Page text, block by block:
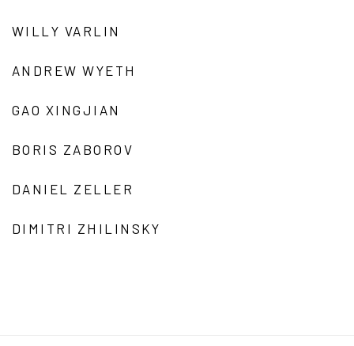
WILLY VARLIN
ANDREW WYETH
GAO XINGJIAN
BORIS ZABOROV
DANIEL ZELLER
DIMITRI ZHILINSKY